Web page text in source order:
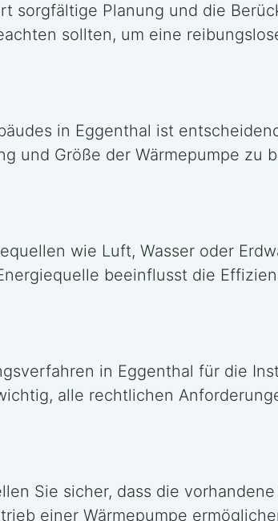
sorgfältige Planung und die
sollten, um eine
in Eggenthal ist
und Größe der Wärmepumpe zu
wie Luft, Wasser oder
beeinflusst die
in Eggenthal für die
alle rechtlichen
Sie sicher, dass die
einer Wärmepumpe